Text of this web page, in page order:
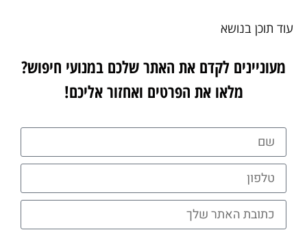
עוד תוכן בנושא
מעוניינים לקדם את האתר שלכם במנועי חיפוש?
מלאו את הפרטים ואחזור אליכם!